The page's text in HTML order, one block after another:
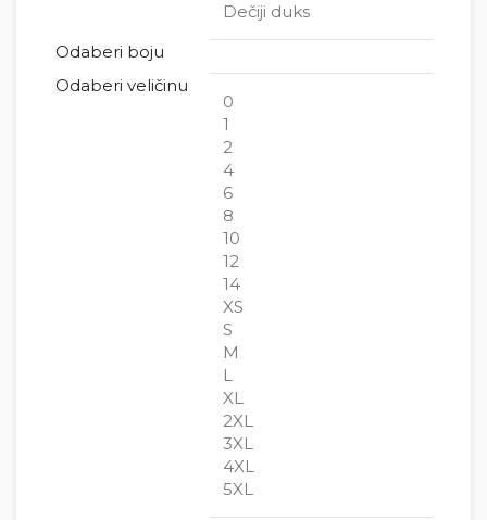
Dečiji duks
Odaberi boju
Odaberi veličinu
0
1
2
4
6
8
10
12
14
XS
S
M
L
XL
2XL
3XL
4XL
5XL